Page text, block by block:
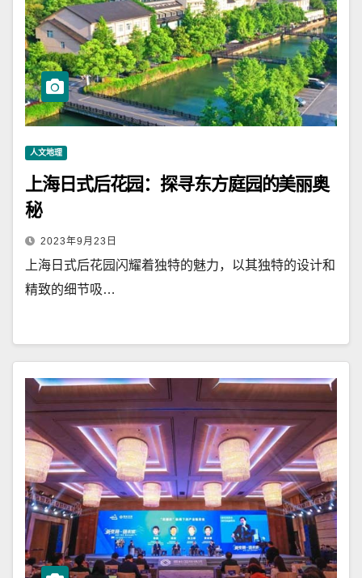
人文地理
上海日式后花园：探寻东方庭园的美丽奥
秘
2023年9月23日
上海日式后花园闪耀着独特的魅力，以其独特的设计和
精致的细节吸…